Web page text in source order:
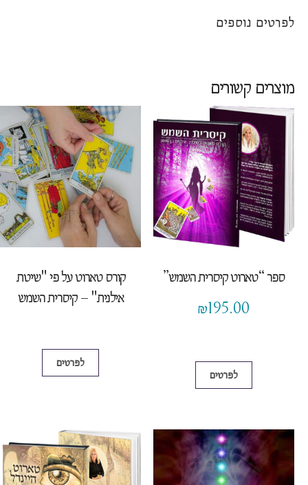
לפרטים נוספים
מוצרים קשורים
ספר “טארוט קיסרית השמש”
₪195.00
קורס טארוט על פי "שיטת
אילנית" – קיסרית השמש